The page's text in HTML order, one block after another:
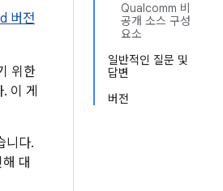
Qualcomm 비
공개 소스 구성
요소
일반적인 질문 및
답변
버전
버전
위한
이 게
니다.
대